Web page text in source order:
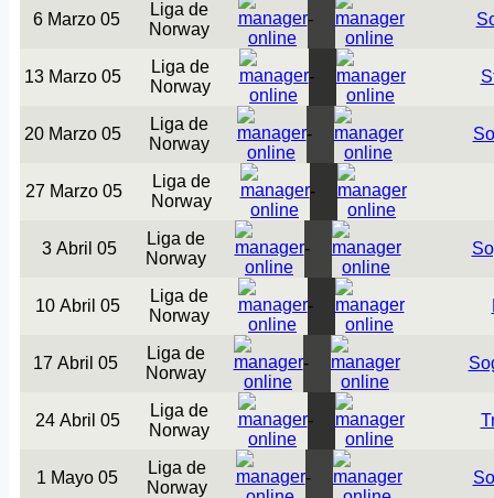
6 Marzo 05
Liga de
Norway
-
13 Marzo 05
Liga de
Norway
-
20 Marzo 05
Liga de
Norway
-
27 Marzo 05
Liga de
Norway
-
3 Abril 05
Liga de
Norway
-
10 Abril 05
Liga de
Norway
-
17 Abril 05
Liga de
Norway
-
24 Abril 05
Liga de
Norway
-
1 Mayo 05
Liga de
Norway
-